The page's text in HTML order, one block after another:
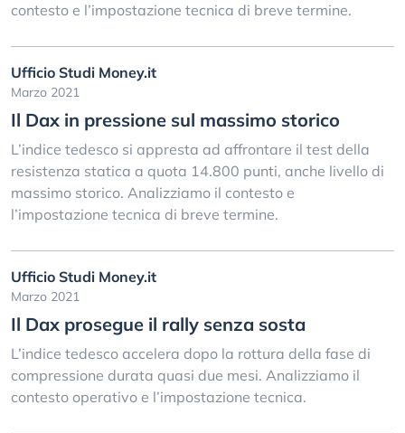
contesto e l’impostazione tecnica di breve termine.
Ufficio Studi Money.it
Marzo 2021
Il Dax in pressione sul massimo storico
L’indice tedesco si appresta ad affrontare il test della
resistenza statica a quota 14.800 punti, anche livello di
massimo storico. Analizziamo il contesto e
l’impostazione tecnica di breve termine.
Ufficio Studi Money.it
Marzo 2021
Il Dax prosegue il rally senza sosta
L’indice tedesco accelera dopo la rottura della fase di
compressione durata quasi due mesi. Analizziamo il
contesto operativo e l’impostazione tecnica.